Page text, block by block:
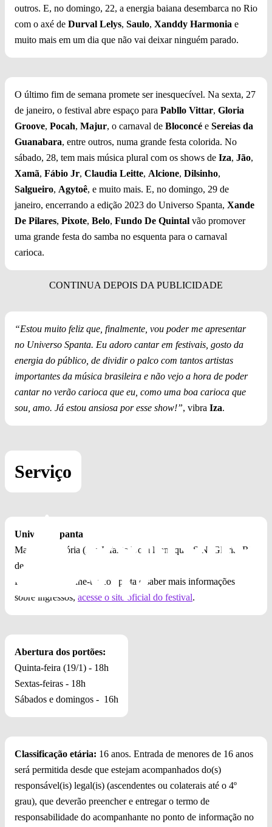
outros. E, no domingo, 22, a energia baiana desembarca no Rio
com o axé de Durval Lelys, Saulo, Xanddy Harmonia e
muito mais em um dia que não vai deixar ninguém parado.
O último fim de semana promete ser inesquecível. Na sexta, 27
de janeiro, o festival abre espaço para Pabllo Vittar, Gloria
Groove, Pocah, Majur, o carnaval de Bloconcé e Sereias da
Guanabara, entre outros, numa grande festa colorida. No
sábado, 28, tem mais música plural com os shows de Iza, Jão,
Xamã, Fábio Jr, Claudia Leitte, Alcione, Dilsinho,
Salgueiro, Agytoê, e muito mais. E, no domingo, 29 de
janeiro, encerrando a edição 2023 do Universo Spanta, Xande
De Pilares, Pixote, Belo, Fundo De Quintal vão promover
uma grande festa do samba no esquenta para o carnaval
carioca.
“Estou muito feliz que, finalmente, vou poder me apresentar
no Universo Spanta. Eu adoro cantar em festivais, gosto da
energia do público, de dividir o palco com tantos artistas
importantes da música brasileira e não vejo a hora de poder
cantar no verão carioca que eu, como uma boa carioca que
sou, amo. Já estou ansiosa por esse show!”, vibra Iza.
Serviço
Universo Spanta
Marina da Glória (Av. Infante Dom Henrique, S/N, Glória, Rio
de Janeiro)
Para conferir a line-up completa e saber mais informações
sobre ingressos, acesse o site oficial do festival.
Abertura dos portões:
Quinta-feira (19/1) - 18h
Sextas-feiras - 18h
Sábados e domingos - 16h
Classificação etária: 16 anos. Entrada de menores de 16 anos
será permitida desde que estejam acompanhados do(s)
responsável(is) legal(is) (ascendentes ou colaterais até o 4º
grau), que deverão preencher e entregar o termo de
responsabilidade do acompanhante no ponto de informação no